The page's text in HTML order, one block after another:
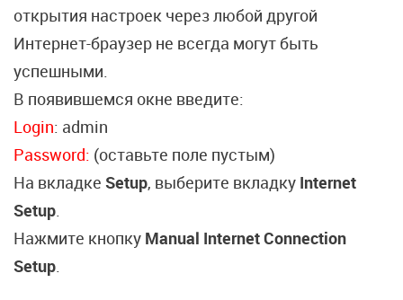
открытия настроек через любой другой
Интернет-браузер не всегда могут быть
успешными.
В появившемся окне введите:
Login: admin
Password: (оставьте поле пустым)
На вкладке Setup, выберите вкладку Internet
Setup.
Нажмите кнопку Manual Internet Connection
Setup.